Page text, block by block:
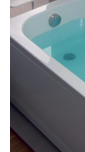
RIVESTIMENTI
PAVIMENTI
MOSAICI
MOBILI BAGNO
ARREDO BAGNO
BOX DOCCIA
Sanitari